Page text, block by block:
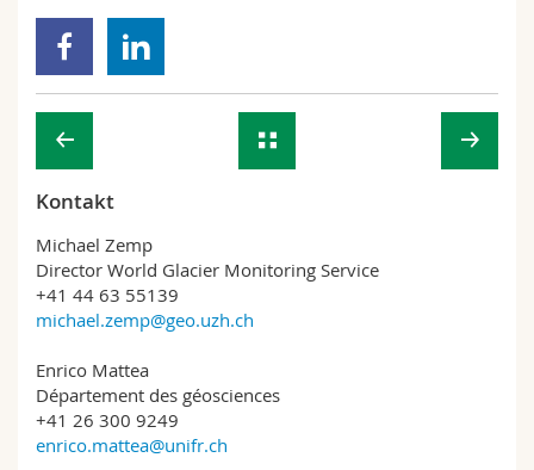
Kontakt
Michael Zemp
Director World Glacier Monitoring Service
+41 44 63 55139
michael.zemp@geo.uzh.ch
Enrico Mattea
Département des géosciences
+41 26 300 9249
enrico.mattea@unifr.ch